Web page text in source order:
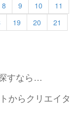
8 9 10
11
19 20
21
すなら…
からクリエイタ